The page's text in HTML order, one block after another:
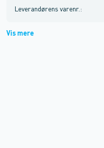
Leverandørens varenr. :
Vis mere